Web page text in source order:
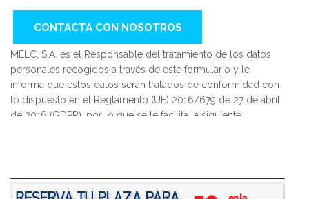
MELC, S.A. es el Responsable del tratamiento de los datos
personales recogidos a través de este formulario y le
informa que estos datos serán tratados de conformidad con
lo dispuesto en el Reglamento (UE) 2016/679 de 27 de abril
de 2016 (GDPR), por lo que se le facilita la siguiente
los datos: se conservarán mientras exista un interés mutuo
para mantener el fin del tratamiento y cuando ya no sea